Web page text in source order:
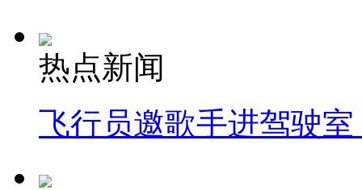
热点新闻
飞行员邀歌手进驾驶